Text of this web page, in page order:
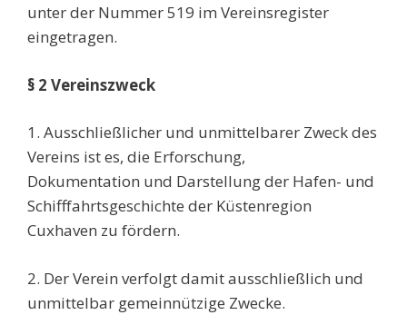
unter der Nummer 519 im Vereinsregister
eingetragen.
§ 2 Vereinszweck
1. Ausschließlicher und unmittelbarer Zweck des
Vereins ist es, die Erforschung,
Dokumentation und Darstellung der Hafen- und
Schifffahrtsgeschichte der Küstenregion
Cuxhaven zu fördern.
2. Der Verein verfolgt damit ausschließlich und
unmittelbar gemeinnützige Zwecke.